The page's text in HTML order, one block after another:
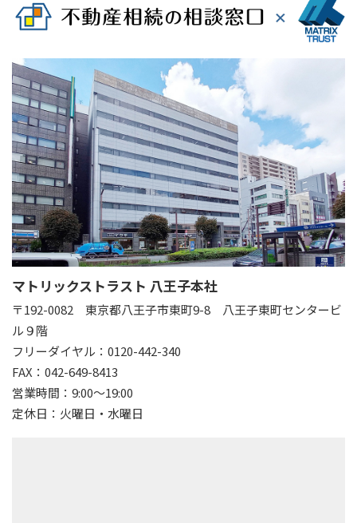
マトリックストラスト 八王子本社
〒192-0082 東京都八王子市東町9-8 八王子東町センタービ
ル９階
フリーダイヤル：0120-442-340
FAX：042-649-8413
営業時間：9:00～19:00
定休日：火曜日・水曜日